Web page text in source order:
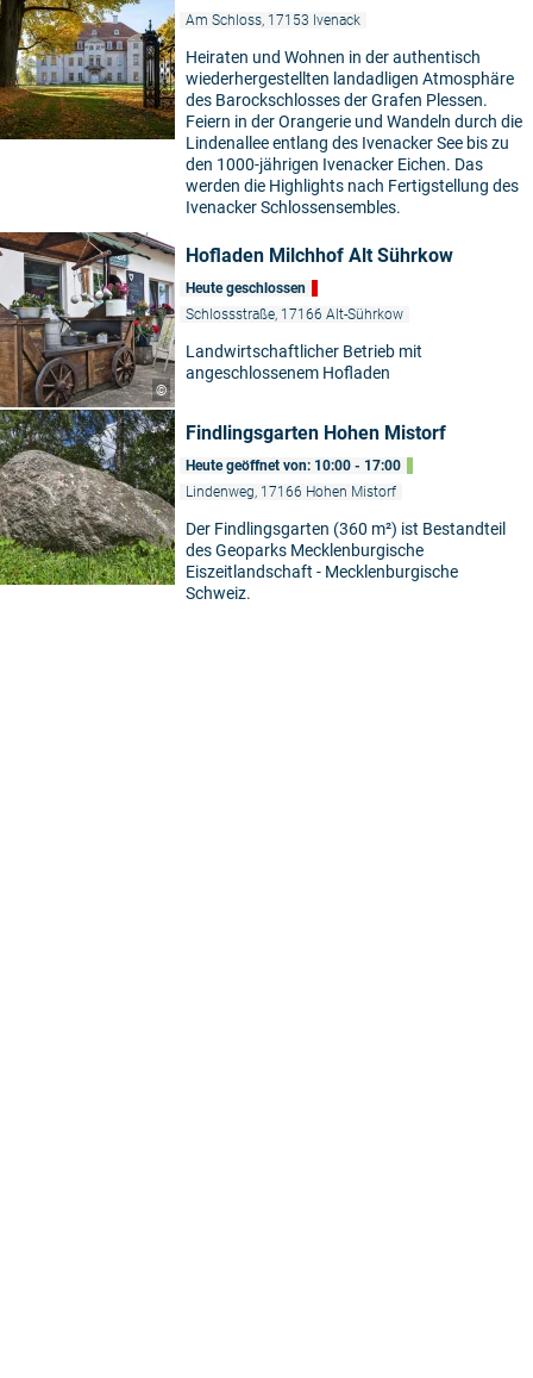
Am Schloss, 17153 Ivenack
Heiraten und Wohnen in der authentisch
wiederhergestellten landadligen Atmosphäre
des Barockschlosses der Grafen Plessen.
Feiern in der Orangerie und Wandeln durch die
Lindenallee entlang des Ivenacker See bis zu
den 1000-jährigen Ivenacker Eichen. Das
werden die Highlights nach Fertigstellung des
Ivenacker Schlossensembles.
©
Hofladen Milchhof Alt Sührkow
Heute geschlossen
Schlossstraße, 17166 Alt-Sührkow
Landwirtschaftlicher Betrieb mit
angeschlossenem Hofladen
Findlingsgarten Hohen Mistorf
Heute geöffnet von: 10:00 - 17:00
Lindenweg, 17166 Hohen Mistorf
Der Findlingsgarten (360 m²) ist Bestandteil
des Geoparks Mecklenburgische
Eiszeitlandschaft - Mecklenburgische
Schweiz.